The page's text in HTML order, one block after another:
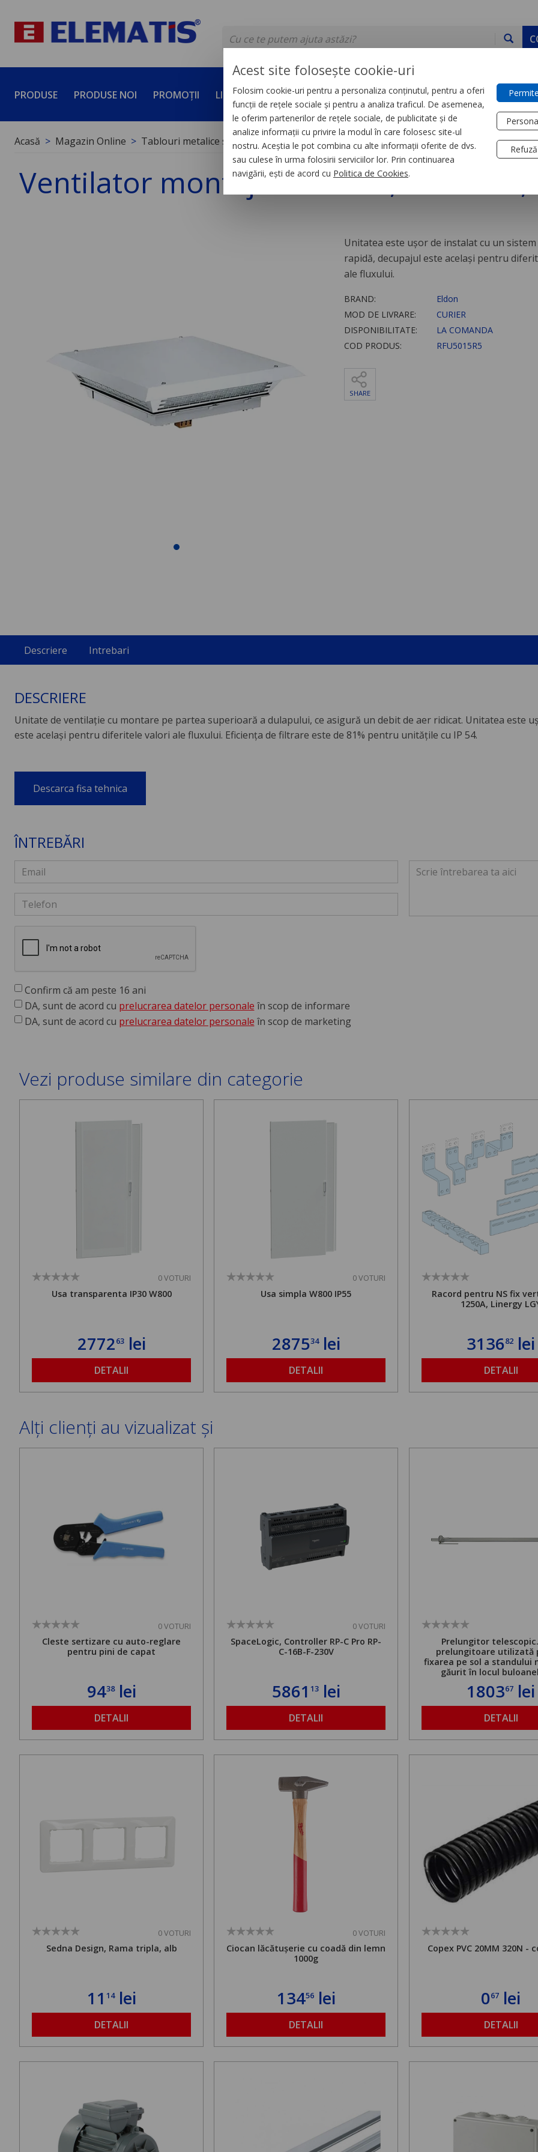
PRODUSE PRODUSE NOI PROMOȚII LICHIDĂRI DE STOC SERVICII DEVINO PARTENER CONTACT
Acasă Magazin Online Tablouri metalice si poliester Accesorii tablouri
Ventilator montaj 350 m3/h, 115 V AC,
Unitatea este uşor de instalat cu un sistem
rapidă, decupajul este acelaşi pentru
ale fluxului.
BRAND:
Eldon
MOD DE LIVRARE:
CURIER
DISPONIBILITATE:
LA COMANDA
COD PRODUS:
RFU5015R5
SHARE
Descriere Intrebari
DESCRIERE
Unitate de ventilaţie cu montare pe partea superioară a dulapului, ce asigură un debit de aer ridicat. Unitatea este
este acelaşi pentru diferitele valori ale fluxului. Eficiența de filtrare este de 81% pentru unitățile cu IP 54.
Descarca fisa tehnica
ÎNTREBĂRI
Confirm că am peste 16 ani
DA, sunt de acord cu prelucrarea datelor personale în scop de informare
DA, sunt de acord cu prelucrarea datelor personale în scop de marketing
Vezi produse similare din categorie
0 VOTURI
Usa transparenta IP30 W800
277263lei
DETALII
0 VOTURI
Usa simpla W800 IP55
287534lei
DETALII
Racord pentru NS fix
1250A, Linergy
313682 lei
DETALII
Alți clienți au vizualizat și
0 VOTURI
Cleste sertizare cu auto-reglare
pentru pini de capat
9438lei
DETALII
0 VOTURI
SpaceLogic, Controller RP-C Pro RP-
C-16B-F-230V
5861 13lei
DETALII
Prelungitor
prelungitoare utilizată
fixarea pe sol a standului
găurit în locul
de 500 kg și înălțime
180367 lei
DETALII
0 VOTURI
Sedna Design, Rama tripla, alb
11 14lei
DETALII
0 VOTURI
Ciocan lăcătușerie cu coadă din lemn
1000g
13456lei
DETALII
Copex PVC 20MM 320N -
067 lei
DETALII
Acest site folosește cookie-uri
Folosim cookie-uri pentru a personaliza conținutul, pentru a oferi
funcții de rețele sociale și pentru a analiza traficul. De asemenea,
le oferim partenerilor de rețele sociale, de publicitate și de
analize informații cu privire la modul în care folosesc site-ul
nostru. Aceștia le pot combina cu alte informații oferite de dvs.
sau culese în urma folosirii serviciilor lor. Prin continuarea
navigării, ești de acord cu Politica de Cookies.